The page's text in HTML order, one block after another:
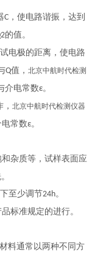
C，使电路谐振，达到
的值。
电极的距离，使电路
Q值， 北京中航时代检测
介电常数ε。
北京中航时代检测仪器
常数ε。
杂质等，试样表面应
至少调节24h。
标准规定的进行。
料通常以两种不同方